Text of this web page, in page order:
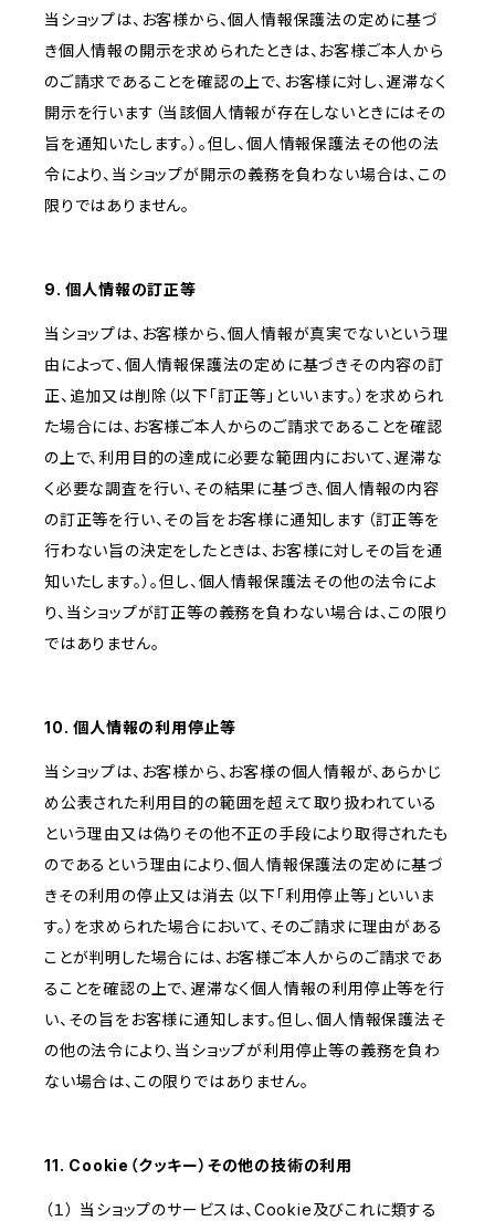
当ショップは、お客様から、個人情報保護法の定めに基づ
き個人情報の開示を求められたときは、お客様ご本人から
のご請求であることを確認の上で、お客様に対し、遅滞なく
開示を行います（当該個人情報が存在しないときにはその
旨を通知いたします。）。但し、個人情報保護法その他の法
令により、当ショップが開示の義務を負わない場合は、この
限りではありません。
9. 個人情報の訂正等
当ショップは、お客様から、個人情報が真実でないという理
由によって、個人情報保護法の定めに基づきその内容の訂
正、追加又は削除（以下「訂正等」といいます。）を求められ
た場合には、お客様ご本人からのご請求であることを確認
の上で、利用目的の達成に必要な範囲内において、遅滞な
く必要な調査を行い、その結果に基づき、個人情報の内容
の訂正等を行い、その旨をお客様に通知します（訂正等を
行わない旨の決定をしたときは、お客様に対しその旨を通
知いたします。）。但し、個人情報保護法その他の法令によ
り、当ショップが訂正等の義務を負わない場合は、この限り
ではありません。
10. 個人情報の利用停止等
当ショップは、お客様から、お客様の個人情報が、あらかじ
め公表された利用目的の範囲を超えて取り扱われている
という理由又は偽りその他不正の手段により取得されたも
のであるという理由により、個人情報保護法の定めに基づ
きその利用の停止又は消去（以下「利用停止等」といいま
す。）を求められた場合において、そのご請求に理由がある
ことが判明した場合には、お客様ご本人からのご請求であ
ることを確認の上で、遅滞なく個人情報の利用停止等を行
い、その旨をお客様に通知します。但し、個人情報保護法そ
の他の法令により、当ショップが利用停止等の義務を負わ
ない場合は、この限りではありません。
11. Cookie（クッキー）その他の技術の利用
（１） 当ショップのサービスは、Cookie及びこれに類する